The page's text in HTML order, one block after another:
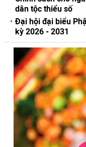
dân tộc thiểu số
Đại hội đại biểu
kỳ 2026 - 2031